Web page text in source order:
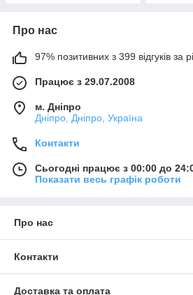
Про нас
97% позитивних з 399 відгуків за
Працює з 29.07.2008
м. Дніпро
Дніпро, Дніпро, Україна
Контакти
Сьогодні працює з 00:00 до
Показати весь графік роботи
Про нас
Контакти
Доставка та оплата